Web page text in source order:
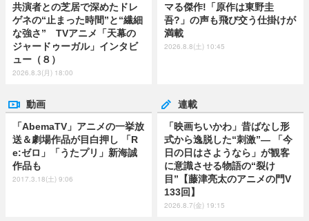
共演者との芝居で深めたドレ
ゲネの“止まった時間”と“繊細
な強さ” TVアニメ「天幕の
ジャードゥーガル」インタビ
ュー（８）
2026.8.3(月) 18:00
マる傑作!「原作は東野圭
吾?」の声も飛び交う仕掛けが
満載
2026.8.8(土) 10:45
動画
「AbemaTV」アニメの一挙放
送＆劇場作品が目白押し 「R
e:ゼロ」「うたプリ」新海誠
作品も
2017.3.18(土) 9:06
連載
「映画ちいかわ」昔ばなし形
式から逸脱した“刺激”― 「今
日の日はさようなら」が観客
に意識させる物語の“裂け
目”【藤津亮太のアニメの門V
133回】
2026.8.7(金) 19:15